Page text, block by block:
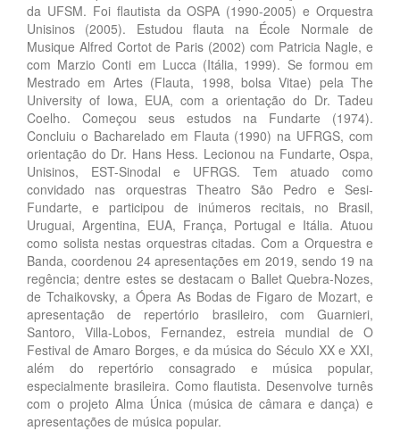
da UFSM. Foi flautista da OSPA (1990-2005) e Orquestra
Unisinos (2005). Estudou flauta na École Normale de
Musique Alfred Cortot de Paris (2002) com Patricia Nagle, e
com Marzio Conti em Lucca (Itália, 1999). Se formou em
Mestrado em Artes (Flauta, 1998, bolsa Vitae) pela The
University of Iowa, EUA, com a orientação do Dr. Tadeu
Coelho. Começou seus estudos na Fundarte (1974).
Concluiu o Bacharelado em Flauta (1990) na UFRGS, com
orientação do Dr. Hans Hess. Lecionou na Fundarte, Ospa,
Unisinos, EST-Sinodal e UFRGS. Tem atuado como
convidado nas orquestras Theatro São Pedro e Sesi-
Fundarte, e participou de inúmeros recitais, no Brasil,
Uruguai, Argentina, EUA, França, Portugal e Itália. Atuou
como solista nestas orquestras citadas. Com a Orquestra e
Banda, coordenou 24 apresentações em 2019, sendo 19 na
regência; dentre estes se destacam o Ballet Quebra-Nozes,
de Tchaikovsky, a Ópera As Bodas de Figaro de Mozart, e
apresentação de repertório brasileiro, com Guarnieri,
Santoro, Villa-Lobos, Fernandez, estreia mundial de O
Festival de Amaro Borges, e da música do Século XX e XXI,
além do repertório consagrado e música popular,
especialmente brasileira. Como flautista. Desenvolve turnês
com o projeto Alma Única (música de câmara e dança) e
apresentações de música popular.